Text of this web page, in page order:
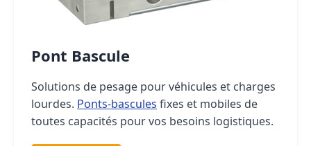
Pont Bascule
Solutions de pesage pour véhicules et charges
lourdes. Ponts-bascules fixes et mobiles de
toutes capacités pour vos besoins logistiques.